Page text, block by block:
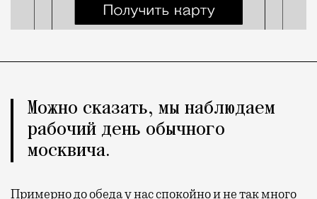
Можно сказать, мы наблюдаем
рабочий день обычного
москвича.
Примерно до обеда у нас спокойно и не так много